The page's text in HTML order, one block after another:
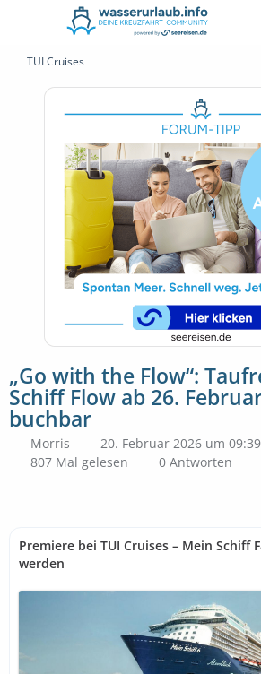
TUI Cruises
„Go with the Flow“:
Schiff Flow ab 26.
buchbar
Morris
20. Februar 2026 um 09:39
807 Mal gelesen
0 Antworten
Premiere bei TUI Cruises – Mein Schiff
werden